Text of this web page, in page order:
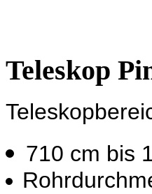
Teleskop
710 cm bis